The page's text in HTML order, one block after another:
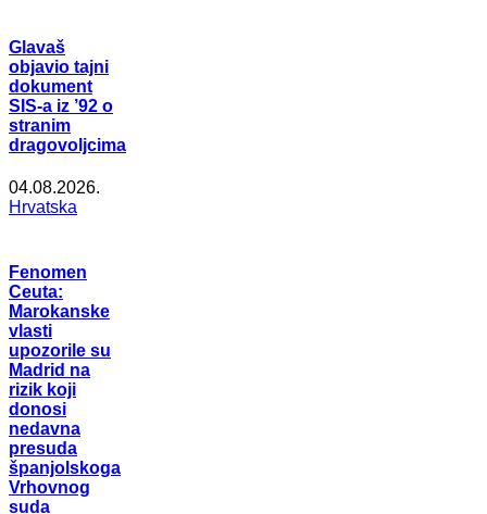
Glavaš
objavio tajni
dokument
SIS-a iz ’92 o
stranim
dragovoljcima
04.08.2026.
Hrvatska
Fenomen
Ceuta:
Marokanske
vlasti
upozorile su
Madrid na
rizik koji
donosi
nedavna
presuda
španjolskoga
Vrhovnog
suda